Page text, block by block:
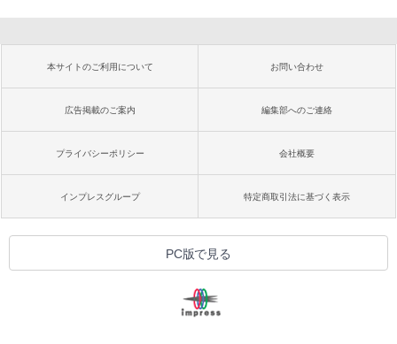
本サイトのご利用について お問い合わせ
広告掲載のご案内 編集部へのご連絡
プライバシーポリシー 会社概要
インプレスグループ 特定商取引法に基づく表示
PC版で見る